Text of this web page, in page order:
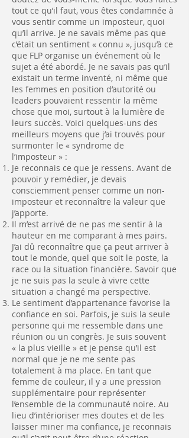
tout ce qu’il faut, vous êtes condamnée à
vous sentir comme un imposteur, quoi
qu’il arrive. Je ne savais même pas que
c’était un sentiment « connu », jusqu’à ce
que FLP organise un événement où le
sujet a été abordé. Je ne savais pas qu’il
existait un terme inventé, ni même que
les femmes en position d’autorité ou
leaders pouvaient ressentir la même
chose que moi, surtout à la lumière de
leurs succès. Voici quelques-uns des
meilleurs moyens que j’ai trouvés pour
surmonter le « syndrome de
l’imposteur » :
Je reconnais ce que je ressens. Avant de
pouvoir y remédier, je devais
consciemment penser comme un non-
imposteur et reconnaître la valeur que
j’apporte.
Il m’est arrivé de ne pas me sentir à la
hauteur en me comparant à mes pairs.
J’ai dû reconnaître que ça peut arriver à
tout le monde, quel que soit le poste, la
race ou la situation financière. Savoir que
je ne suis pas la seule à vivre cette
situation a changé ma perspective.
Le sentiment d’appartenance favorise la
confiance en soi. Parfois, je suis la seule
personne qui me ressemble dans une
réunion ou un congrès. Je suis souvent
« la plus vieille » et je pense qu’il est
normal que je ne me sente pas
totalement à ma place. En tant que
femme de couleur, il y a une pression
supplémentaire pour représenter
l’ensemble de la communauté noire. Au
lieu d’intérioriser mes doutes et de les
laisser miner ma confiance, je reconnais